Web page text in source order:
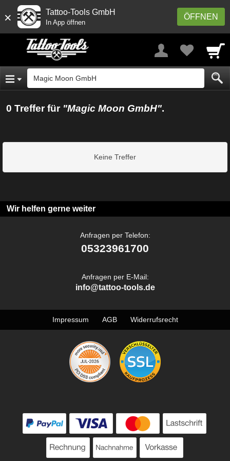
× ÖFFNEN
Tattoo-Tools GmbH
In App öffnen
0 Treffer für "Magic Moon GmbH".
Keine Treffer
Wir helfen gerne weiter
Anfragen per Telefon:
05323961700
Anfragen per E-Mail:
info@tattoo-tools.de
Impressum AGB Widerrufsrecht